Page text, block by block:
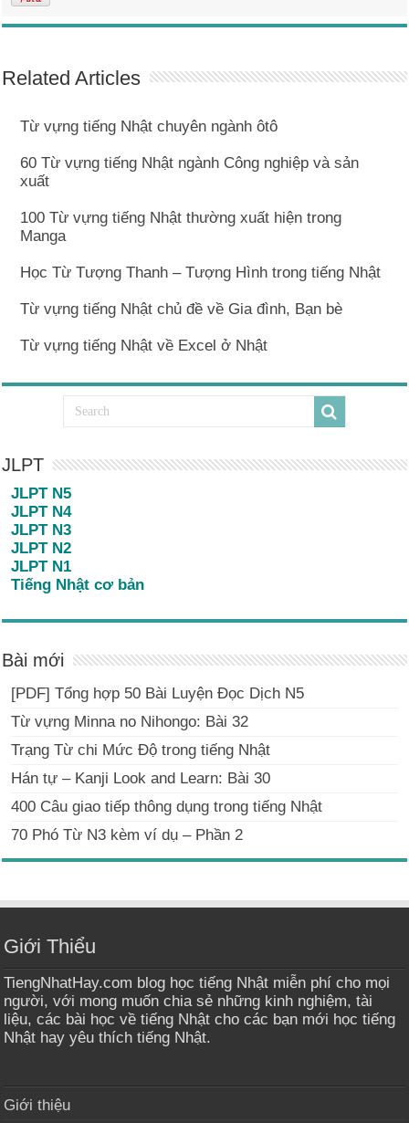
Related Articles
Từ vựng tiếng Nhật chuyên ngành ôtô
60 Từ vựng tiếng Nhật ngành Công nghiệp và sản
xuất
100 Từ vựng tiếng Nhật thường xuất hiện trong
Manga
Học Từ Tượng Thanh – Tượng Hình trong tiếng Nhật
Từ vựng tiếng Nhật chủ đề về Gia đình, Bạn bè
Từ vựng tiếng Nhật về Excel ở Nhật
JLPT
JLPT N5
JLPT N4
JLPT N3
JLPT N2
JLPT N1
Tiếng Nhật cơ bản
Bài mới
[PDF] Tổng hợp 50 Bài Luyện Đọc Dịch N5
Từ vựng Minna no Nihongo: Bài 32
Trạng Từ chi Mức Độ trong tiếng Nhật
Hán tự – Kanji Look and Learn: Bài 30
400 Câu giao tiếp thông dụng trong tiếng Nhật
70 Phó Từ N3 kèm ví dụ – Phần 2
Giới Thiểu
TiengNhatHay.com blog học tiếng Nhật miễn phí cho mọi
người, với mong muốn chia sẻ những kinh nghiệm, tài
liệu, các bài học về tiếng Nhật cho các bạn mới học tiếng
Nhật hay yêu thích tiếng Nhật.
Giới thiệu